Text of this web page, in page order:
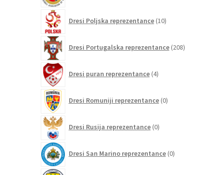
Dresi Poljska reprezentance 10izdelkov
Dresi Portugalska reprezentance 208izdelkov
Dresi puran reprezentance 4izdelki
Dresi Romuniji reprezentance 0izdelkov
Dresi Rusija reprezentance 0izdelkov
Dresi San Marino reprezentance 0izdelkov